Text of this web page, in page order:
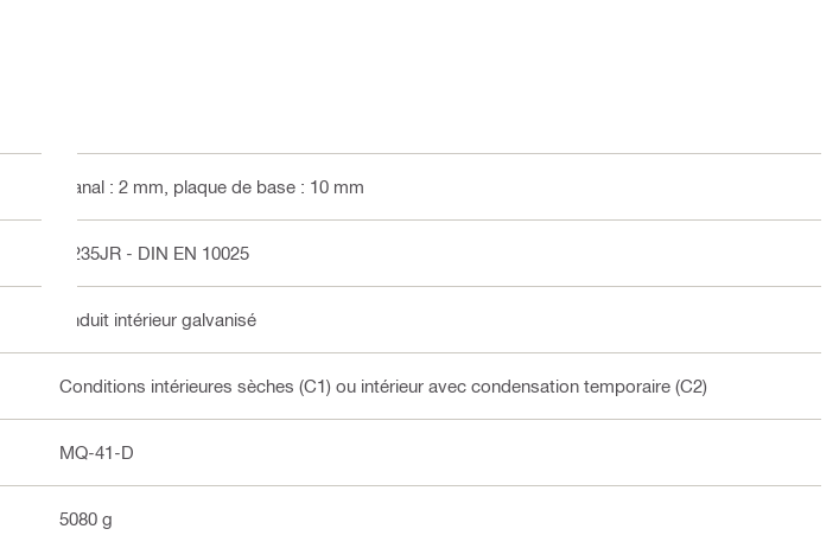
Canal : 2 mm, plaque de base : 10 mm
S235JR - DIN EN 10025
Enduit intérieur galvanisé
Conditions intérieures sèches (C1) ou intérieur avec condensation temporaire (C2)
MQ-41-D
5080 g